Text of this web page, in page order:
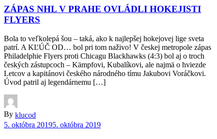
ZÁPAS NHL V PRAHE OVLÁDLI HOKEJISTI
FLYERS
Bola to veľkolepá šou – taká, ako k najlepšej hokejovej lige sveta
patrí. A KĽÚČ OD… bol pri tom naživo! V českej metropole zápas
Philadelphie Flyers proti Chicagu Blackhawks (4:3) bol aj o troch
českých zástupcoch – Kämpfovi, Kubalíkovi, ale najmä o hviezde
Letcov a kapitánovi českého národného tímu Jakubovi Voráčkovi.
Úvod patril aj legendárnemu […]
By klucod
5. októbra 20195. októbra 2019